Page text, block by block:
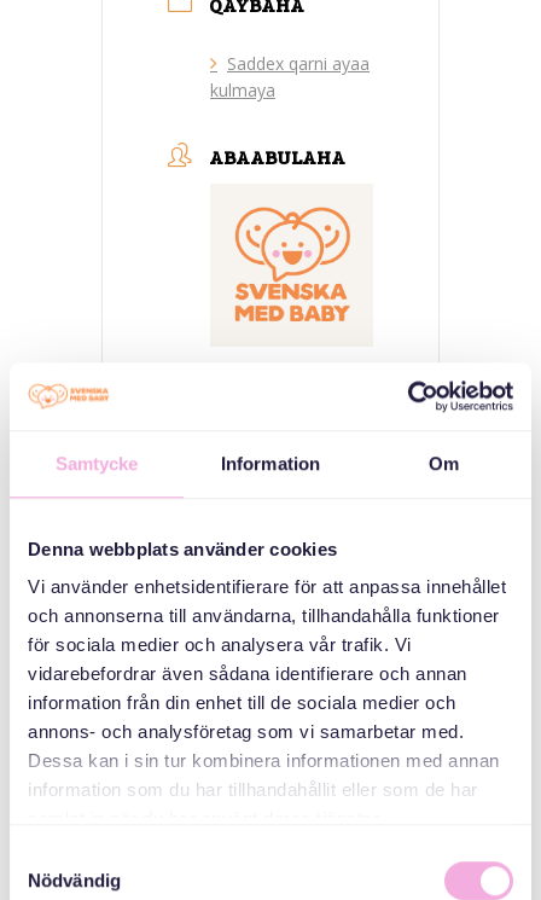
Samtycke Information Om
Denna webbplats använder cookies
Vi använder enhetsidentifierare för att anpassa innehållet
och annonserna till användarna, tillhandahålla funktioner
för sociala medier och analysera vår trafik. Vi
vidarebefordrar även sådana identifierare och annan
information från din enhet till de sociala medier och
annons- och analysföretag som vi samarbetar med.
Dessa kan i sin tur kombinera informationen med annan
information som du har tillhandahållit eller som de har
Nödvändig
Saddex qarni ayaa
kulmaya
ABAABULAHA
bokningen@svenskamedbaby.se
ABAABULAYAASHA
Sanduuqa
dhaxalka guud
Stockholms Stad